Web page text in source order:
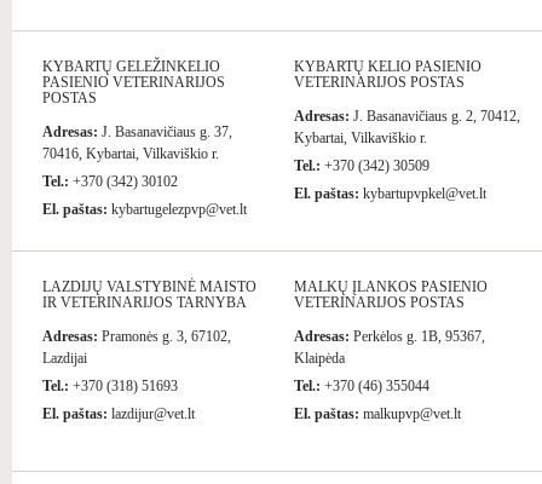
KYBARTŲ GELEŽINKELIO
PASIENIO VETERINARIJOS
POSTAS
Adresas: J. Basanavičiaus g. 37,
70416, Kybartai, Vilkaviškio r.
Tel.: +370 (342) 30102
El. paštas: kybartugelezpvp@vet.lt
KYBARTŲ KELIO PASIENIO
VETERINARIJOS POSTAS
Adresas: J. Basanavičiaus g. 2, 70412,
Kybartai, Vilkaviškio r.
Tel.: +370 (342) 30509
El. paštas: kybartupvpkel@vet.lt
LAZDIJŲ VALSTYBINĖ MAISTO
IR VETERINARIJOS TARNYBA
Adresas: Pramonės g. 3, 67102,
Lazdijai
Tel.: +370 (318) 51693
El. paštas: lazdijur@vet.lt
MALKŲ ĮLANKOS PASIENIO
VETERINARIJOS POSTAS
Adresas: Perkėlos g. 1B, 95367,
Klaipėda
Tel.: +370 (46) 355044
El. paštas: malkupvp@vet.lt